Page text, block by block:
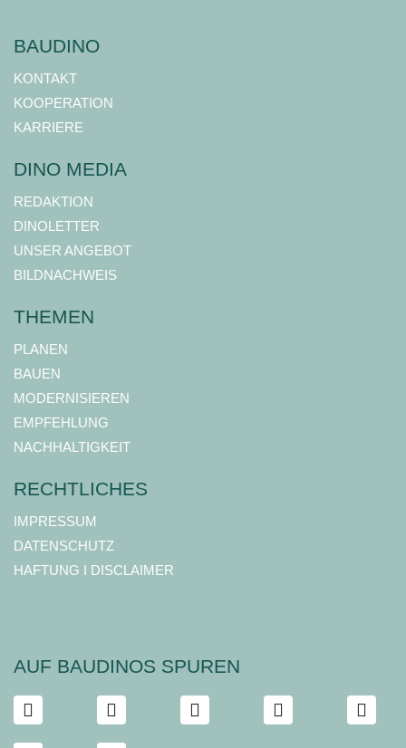
BAUDINO
KONTAKT
KOOPERATION
KARRIERE
DINO MEDIA
REDAKTION
DINOLETTER
UNSER ANGEBOT
BILDNACHWEIS
THEMEN
PLANEN
BAUEN
MODERNISIEREN
EMPFEHLUNG
NACHHALTIGKEIT
RECHTLICHES
IMPRESSUM
DATENSCHUTZ
HAFTUNG I DISCLAIMER
AUF BAUDINOS SPUREN